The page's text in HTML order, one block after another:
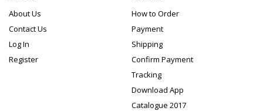
About Us
Contact Us
Log In
Register
How to Order
Payment
Shipping
Confirm Payment
Tracking
Download App
Catalogue 2017